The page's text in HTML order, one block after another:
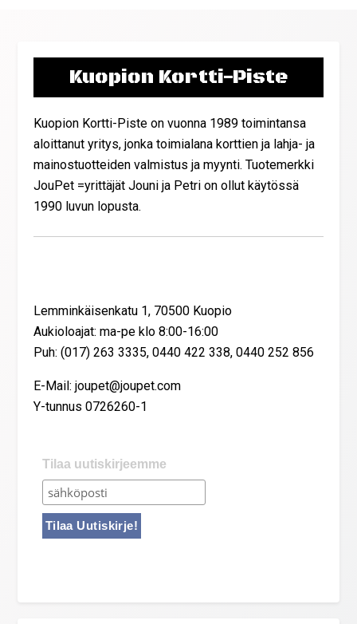
Kuopion Kortti-Piste
Kuopion Kortti-Piste on vuonna 1989 toimintansa
aloittanut yritys, jonka toimialana korttien ja lahja- ja
mainostuotteiden valmistus ja myynti. Tuotemerkki
JouPet =yrittäjät Jouni ja Petri on ollut käytössä
1990 luvun lopusta.
Lemminkäisenkatu 1, 70500 Kuopio
Aukioloajat: ma-pe klo 8:00-16:00
Puh: (017) 263 3335, 0440 422 338, 0440 252 856
E-Mail: joupet@joupet.com
Y-tunnus 0726260-1
Tilaa uutiskirjeemme